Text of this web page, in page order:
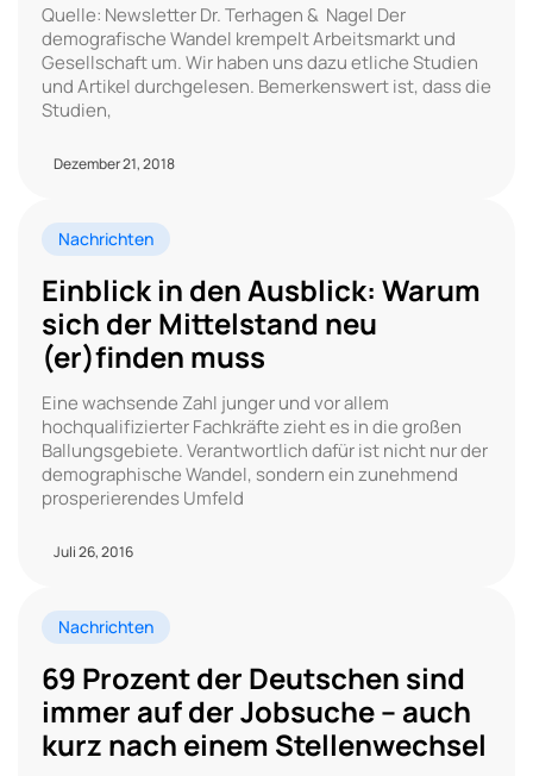
Quelle: Newsletter Dr. Terhagen & Nagel Der
demografische Wandel krempelt Arbeitsmarkt und
Gesellschaft um. Wir haben uns dazu etliche Studien
und Artikel durchgelesen. Bemerkenswert ist, dass die
Studien,
Dezember 21, 2018
Nachrichten
Einblick in den Ausblick: Warum
sich der Mittelstand neu
(er)finden muss
Eine wachsende Zahl junger und vor allem
hochqualifizierter Fachkräfte zieht es in die großen
Ballungsgebiete. Verantwortlich dafür ist nicht nur der
demographische Wandel, sondern ein zunehmend
prosperierendes Umfeld
Juli 26, 2016
Nachrichten
69 Prozent der Deutschen sind
immer auf der Jobsuche – auch
kurz nach einem Stellenwechsel